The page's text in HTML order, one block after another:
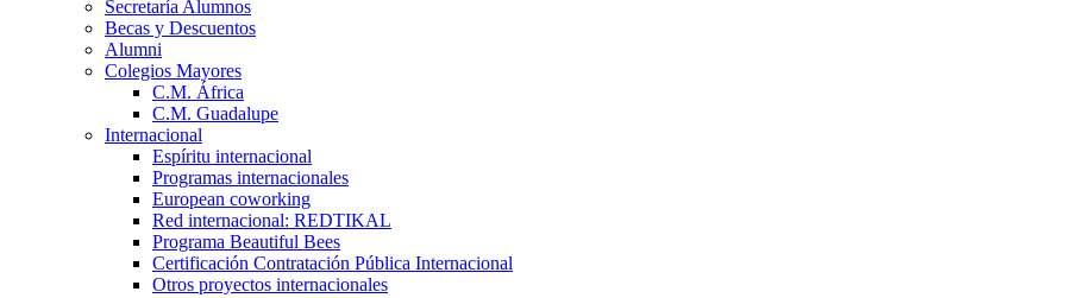
Secretaría Alumnos
Becas y Descuentos
Alumni
Colegios Mayores
C.M. África
C.M. Guadalupe
Internacional
Espíritu internacional
Programas internacionales
European coworking
Red internacional: REDTIKAL
Programa Beautiful Bees
Certificación Contratación Pública Internacional
Otros proyectos internacionales